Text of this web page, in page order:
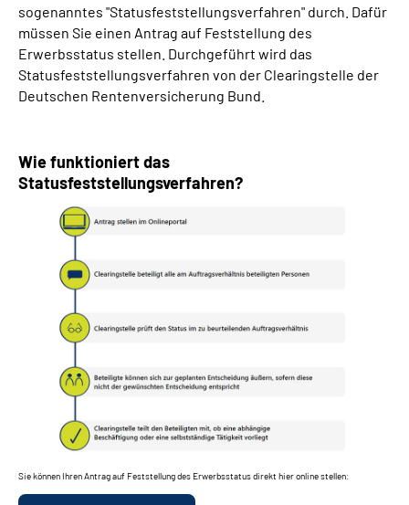
sogenanntes "Statusfeststellungsverfahren" durch. Dafür
müssen Sie einen Antrag auf Feststellung des
Erwerbsstatus stellen. Durchgeführt wird das
Statusfeststellungsverfahren von der Clearingstelle der
Deutschen Rentenversicherung Bund.
Wie funktioniert das
Statusfeststellungsverfahren?
Sie können Ihren Antrag auf Feststellung des Erwerbsstatus direkt hier online stellen: